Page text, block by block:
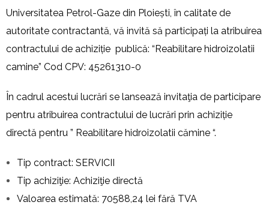
Universitatea Petrol-Gaze din Ploiești, în calitate de
autoritate contractantă, vă invită să participați la atribuirea
contractului de achiziție publică: “Reabilitare hidroizolatii
camine” Cod CPV: 45261310-0
În cadrul acestui lucrări se lansează invitaţia de participare
pentru atribuirea contractului de lucrări prin achiziție
directă pentru ” Reabilitare hidroizolatii cămine “.
Tip contract: SERVICII
Tip achiziţie: Achiziţie directă
Valoarea estimată: 70588,24 lei fără TVA